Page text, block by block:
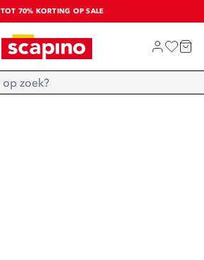
TOT 70% KORTING OP SALE
SALE: LAATSTE KANS!
SHOP NIEUW
Home